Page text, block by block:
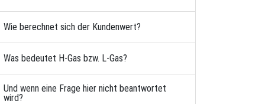
Wie berechnet sich der Kundenwert?
Was bedeutet H-Gas bzw. L-Gas?
Und wenn eine Frage hier nicht beantwortet
wird?